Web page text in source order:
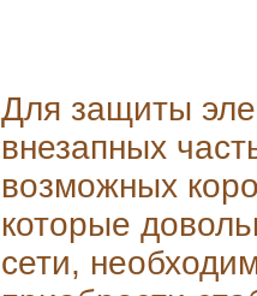
Для защиты
внезапных
возможных
которые
сети,